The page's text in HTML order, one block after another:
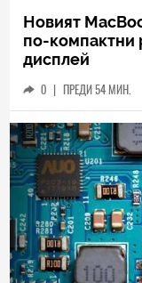
Новият
по-компактни
дисплей
0 | ПРЕДИ 54 МИН.